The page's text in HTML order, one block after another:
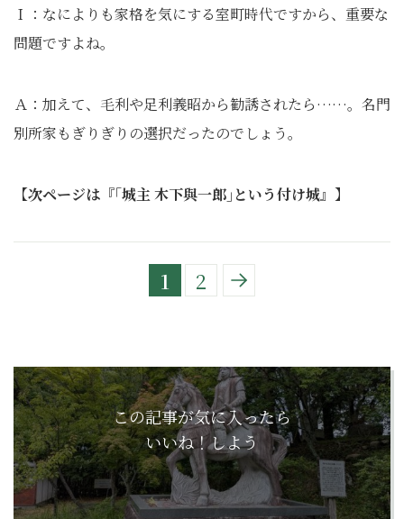
Ｉ：なによりも家格を気にする室町時代ですから、重要な
問題ですよね。
Ａ：加えて、毛利や足利義昭から勧誘されたら……。名門
別所家もぎりぎりの選択だったのでしょう。
【次ページは『｢城主 木下與一郎｣という付け城』】
1 2
この記事が気に入ったら
いいね！しよう